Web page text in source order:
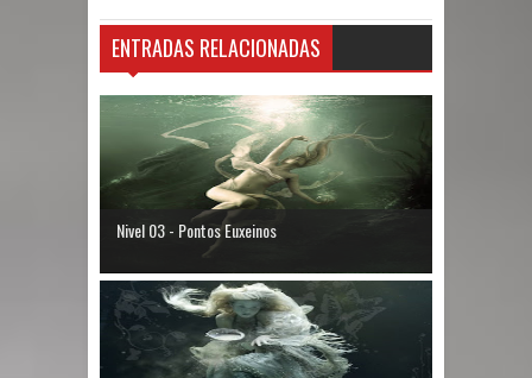
ENTRADAS RELACIONADAS
Nivel 03 - Pontos Euxeinos